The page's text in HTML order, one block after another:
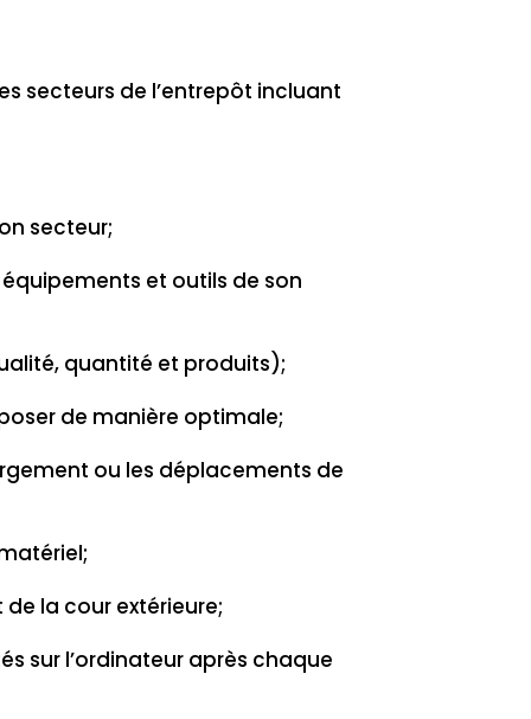
secteurs de l’entrepôt incluant
secteur;
et outils de son
quantité et produits);
de manière optimale;
ou les déplacements de
la cour extérieure;
sur l’ordinateur après chaque